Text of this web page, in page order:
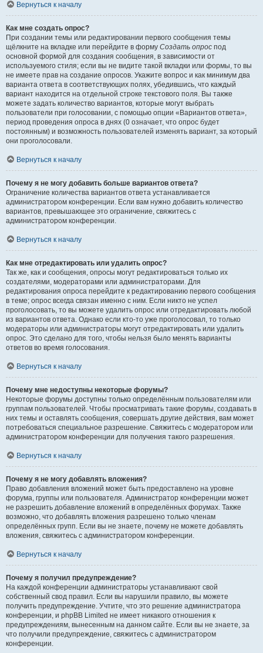
Вернуться к началу
Как мне создать опрос?
При создании темы или редактировании первого сообщения темы
щёлкните на вкладке или перейдите в форму Создать опрос под
основной формой для создания сообщения, в зависимости от
используемого стиля; если вы не видите такой вкладки или формы, то вы
не имеете прав на создание опросов. Укажите вопрос и как минимум два
варианта ответа в соответствующих полях, убедившись, что каждый
вариант находится на отдельной строке текстового поля. Вы также
можете задать количество вариантов, которые могут выбрать
пользователи при голосовании, с помощью опции «Вариантов ответа»,
период проведения опроса в днях (0 означает, что опрос будет
постоянным) и возможность пользователей изменять вариант, за который
они проголосовали.
Вернуться к началу
Почему я не могу добавить больше вариантов ответа?
Ограничение количества вариантов ответа устанавливается
администратором конференции. Если вам нужно добавить количество
вариантов, превышающее это ограничение, свяжитесь с
администратором конференции.
Вернуться к началу
Как мне отредактировать или удалить опрос?
Так же, как и сообщения, опросы могут редактироваться только их
создателями, модераторами или администраторами. Для
редактирования опроса перейдите к редактированию первого сообщения
в теме; опрос всегда связан именно с ним. Если никто не успел
проголосовать, то вы можете удалить опрос или отредактировать любой
из вариантов ответа. Однако если кто-то уже проголосовал, то только
модераторы или администраторы могут отредактировать или удалить
опрос. Это сделано для того, чтобы нельзя было менять варианты
ответов во время голосования.
Вернуться к началу
Почему мне недоступны некоторые форумы?
Некоторые форумы доступны только определённым пользователям или
группам пользователей. Чтобы просматривать такие форумы, создавать в
них темы и оставлять сообщения, совершать другие действия, вам может
потребоваться специальное разрешение. Свяжитесь с модератором или
администратором конференции для получения такого разрешения.
Вернуться к началу
Почему я не могу добавлять вложения?
Право добавления вложений может быть предоставлено на уровне
форума, группы или пользователя. Администратор конференции может
не разрешить добавление вложений в определённых форумах. Также
возможно, что добавлять вложения разрешено только членам
определённых групп. Если вы не знаете, почему не можете добавлять
вложения, свяжитесь с администратором конференции.
Вернуться к началу
Почему я получил предупреждение?
На каждой конференции администраторы устанавливают свой
собственный свод правил. Если вы нарушили правило, вы можете
получить предупреждение. Учтите, что это решение администратора
конференции, и phpBB Limited не имеет никакого отношения к
предупреждениям, вынесенным на данном сайте. Если вы не знаете, за
что получили предупреждение, свяжитесь с администратором
конференции.